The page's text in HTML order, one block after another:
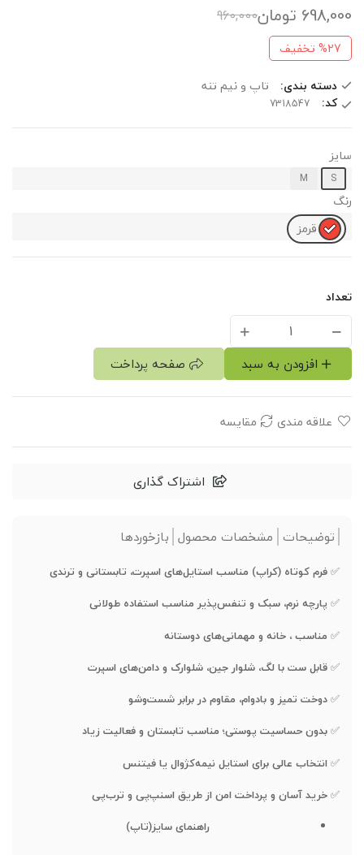
698,000 تومان960,000
%27 تخفیف
دسته بندی:
تاپ و نیم تنه
کد:
سایز
S
M
رنگ
قرمز
تعداد
افزودن به سبد صفحه پرداخت
علاقه مندی مقایسه
اشتراک گذاری
توضیحات مشخصات محصول بازخوردها
✅فرم کوتاه (کراپ) مناسب استایل‌های اسپرت، تابستانی و ترندی
✅ پارچه نرم، سبک و تنفس‌پذیر مناسب استفاده طولانی
✅ مناسب ، خانه و مهمانی‌های دوستانه
✅قابل ست با لگ، شلوار جین، شلوارک و دامن‌های اسپرت
✅دوخت تمیز و بادوام، مقاوم در برابر شست‌وشو
✅بدون حساسیت پوستی؛ مناسب تابستان و فعالیت زیاد
✅ انتخاب عالی برای استایل نیمه‌کژوال یا فیتنس
✅خرید آسان و پرداخت امن از طریق اسنپ‌پی و ترب‌پی
راهنمای سایز(تاپ)